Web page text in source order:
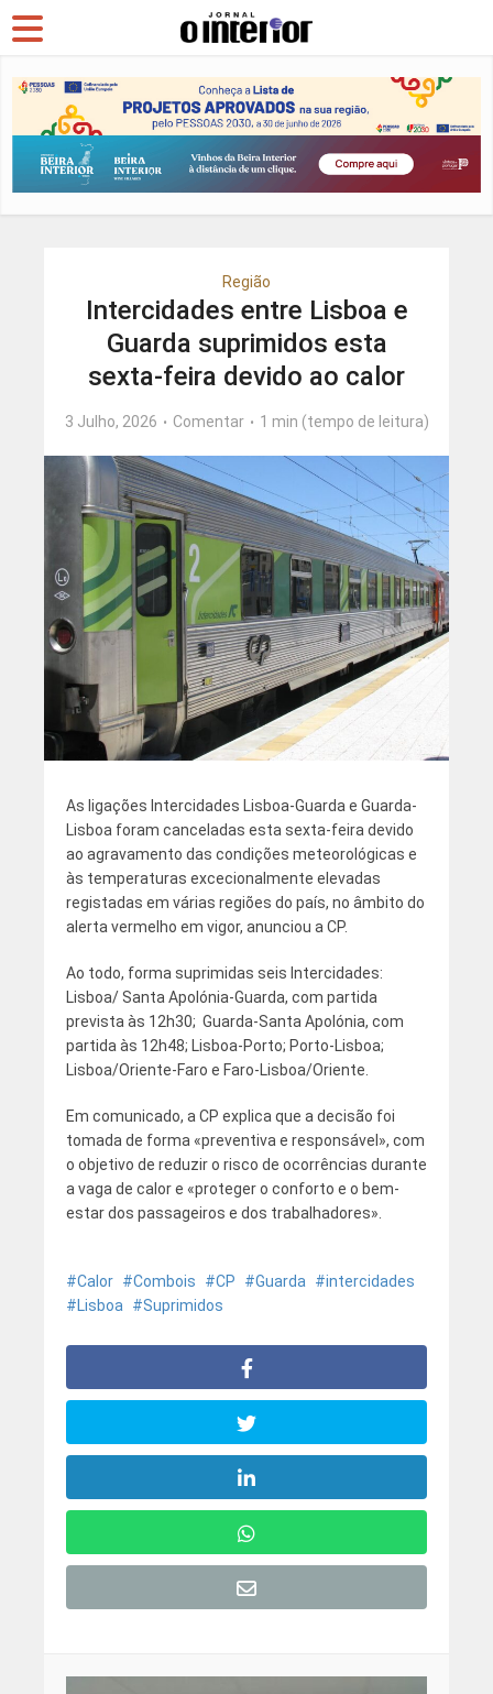
Região
Intercidades entre Lisboa e
Guarda suprimidos esta
sexta-feira devido ao calor
3 Julho, 2026 Comentar 1 min (tempo de leitura)
As ligações Intercidades Lisboa-Guarda e Guarda-
Lisboa foram canceladas esta sexta-feira devido
ao agravamento das condições meteorológicas e
às temperaturas excecionalmente elevadas
registadas em várias regiões do país, no âmbito do
alerta vermelho em vigor, anunciou a CP.
Ao todo, forma suprimidas seis Intercidades:
Lisboa/ Santa Apolónia-Guarda, com partida
prevista às 12h30; Guarda-Santa Apolónia, com
partida às 12h48; Lisboa-Porto; Porto-Lisboa;
Lisboa/Oriente-Faro e Faro-Lisboa/Oriente.
Em comunicado, a CP explica que a decisão foi
tomada de forma «preventiva e responsável», com
o objetivo de reduzir o risco de ocorrências durante
a vaga de calor e «proteger o conforto e o bem-
estar dos passageiros e dos trabalhadores».
Calor Combois CP Guarda
intercidades
Lisboa
Suprimidos